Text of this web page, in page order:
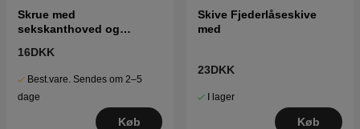
Skrue med
sekskanthoved og
16DKK
Best.vare. Sendes om 2–5
dage
Køb
Skive Fjederlåseskive
med
23DKK
I lager
Køb